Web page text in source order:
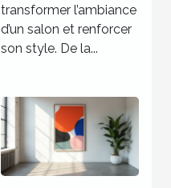
transformer l’ambiance
d’un salon et renforcer
son style. De la...